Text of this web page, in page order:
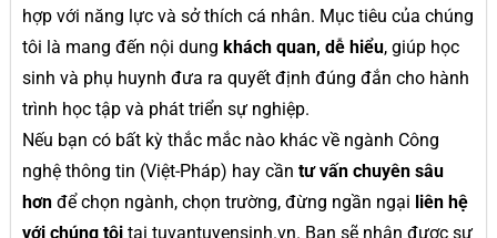
hợp với năng lực và sở thích cá nhân. Mục tiêu của chúng
tôi là mang đến nội dung khách quan, dễ hiểu, giúp học
sinh và phụ huynh đưa ra quyết định đúng đắn cho hành
trình học tập và phát triển sự nghiệp.
Nếu bạn có bất kỳ thắc mắc nào khác về ngành Công
nghệ thông tin (Việt-Pháp) hay cần tư vấn chuyên sâu
hơn để chọn ngành, chọn trường, đừng ngần ngại liên hệ
với chúng tôi tại tuvantuyensinh.vn. Bạn sẽ nhận được sự